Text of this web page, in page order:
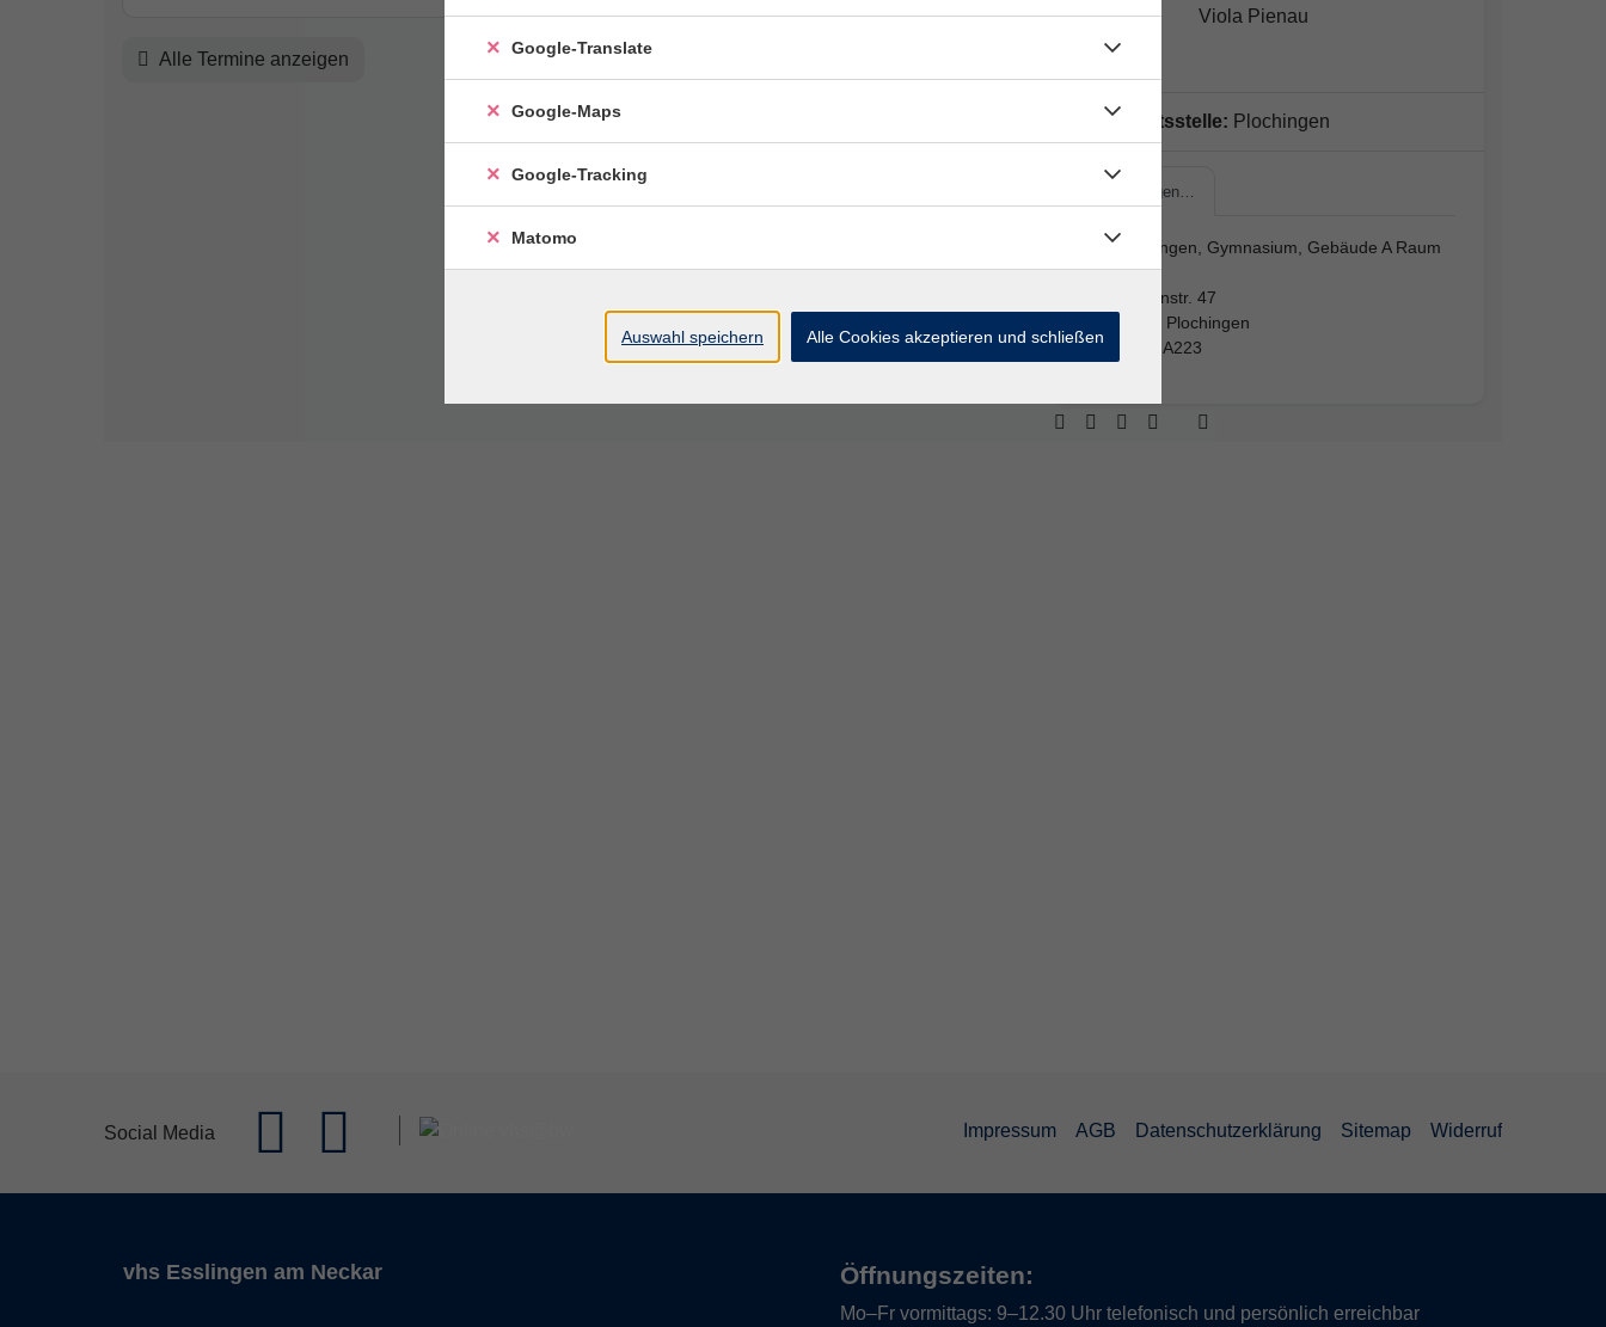
Alle Termine anzeigen
Viola Pienau
Geschäftsstelle: Plochingen
Plochingen…
Plochingen, Gymnasium, Gebäude A Raum
223
Tannenstr. 47
73207 Plochingen
Raum A223
Social Media Impressum AGB Datenschutzerklärung Sitemap Widerruf
vhs Esslingen am Neckar Öffnungszeiten:
Mo–Fr vormittags: 9–12.30 Uhr telefonisch und persönlich erreichbar
Google-Translate
Google-Maps
Google-Tracking
Matomo
Auswahl speichern Alle Cookies akzeptieren und schließen